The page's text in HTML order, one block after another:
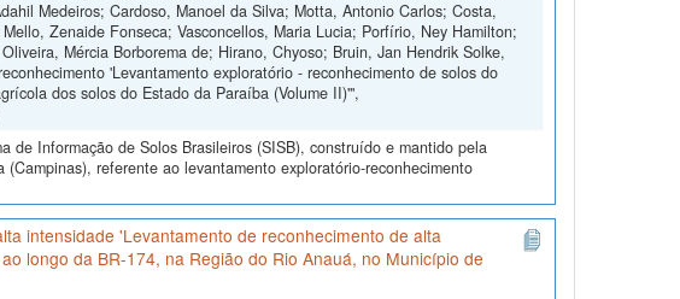
Medeiros; Cardoso, Manoel da Silva; Motta, Antonio Carlos; Costa,
Zenaide Fonseca; Vasconcellos, Maria Lucia; Porfírio, Ney Hamilton;
Mércia Borborema de; Hirano, Chyoso; Bruin, Jan Hendrik Solke,
'Levantamento exploratório - reconhecimento de solos do
dos solos do Estado da Paraíba (Volume II)'",
Informação de Solos Brasileiros (SISB), construído e mantido pela
referente ao levantamento exploratório-reconhecimento
intensidade 'Levantamento de reconhecimento de alta
longo da BR-174, na Região do Rio Anauá, no Município de